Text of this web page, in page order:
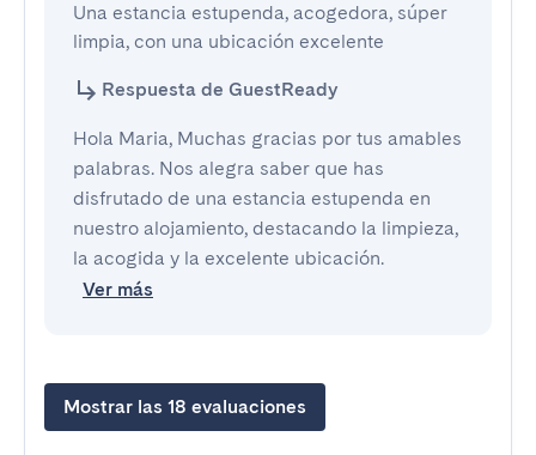
Una estancia estupenda, acogedora, súper
limpia, con una ubicación excelente
Respuesta de GuestReady
Hola Maria, Muchas gracias por tus amables
palabras. Nos alegra saber que has
disfrutado de una estancia estupenda en
nuestro alojamiento, destacando la limpieza,
la acogida y la excelente ubicación.
Ver más
Mostrar las 18 evaluaciones